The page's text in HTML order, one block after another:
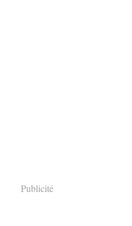
Publicité